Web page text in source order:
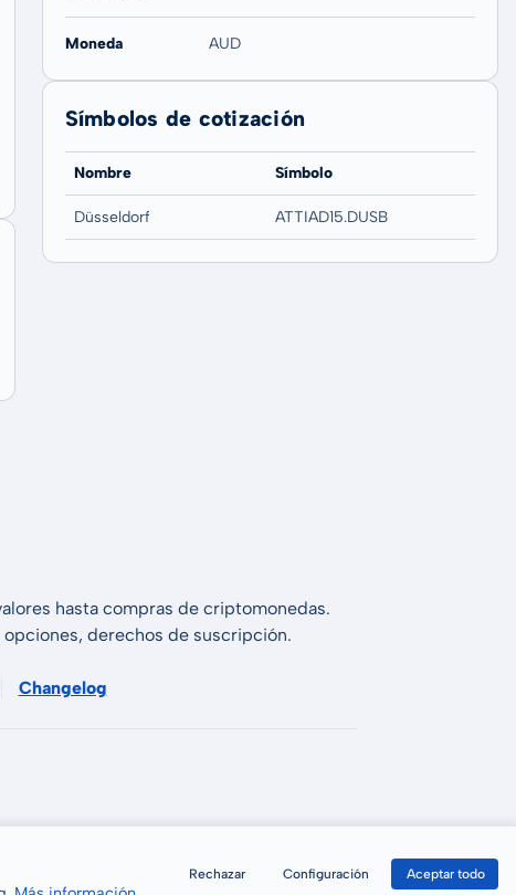
Moneda AUD
Símbolos de cotización
Nombre Símbolo
Düsseldorf ATTIAD15.DUSB
hasta compras de criptomonedas.
derechos de suscripción.
Changelog
Rechazar Configuración Aceptar todo